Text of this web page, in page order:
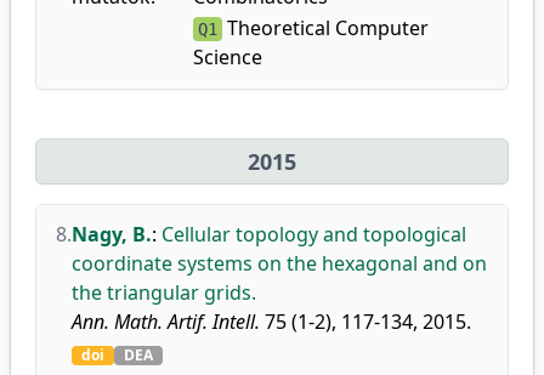
Q1 Theoretical Computer
Science
2015
8.Nagy, B.: Cellular topology and topological
coordinate systems on the hexagonal and on
the triangular grids.
Ann. Math. Artif. Intell. 75 (1-2), 117-134, 2015.
doi DEA